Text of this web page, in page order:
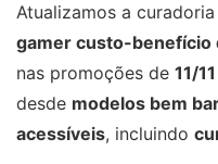
Atualizamos a
gamer custo-benefício
nas promoções de 11/
desde modelos bem
acessíveis, incluindo